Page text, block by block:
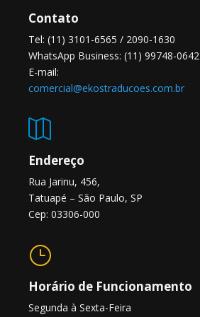
Contato
Tel: (11) 3101-6565 / 2090-1630
WhatsApp Business: (11) 99748-0642
E-mail:
comercial@ekostraducoes.com.br

Endereço
Rua Jarinu, 456,
Tatuapé – São Paulo, SP
Cep: 03306-000
}
Horário de Funcionamento
Segunda à Sexta-Feira